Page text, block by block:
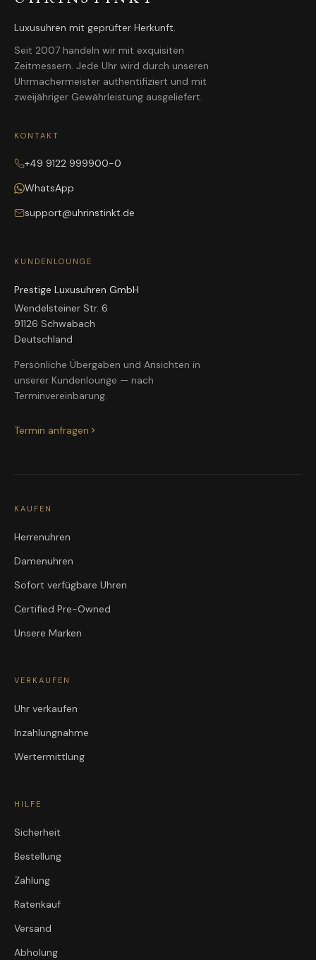
Luxusuhren mit geprüfter Herkunft.
Seit 2007 handeln wir mit exquisiten
Zeitmessern. Jede Uhr wird durch unseren
Uhrmachermeister authentifiziert und mit
zweijähriger Gewährleistung ausgeliefert.
KONTAKT
+49 9122 999900-0
WhatsApp
support@uhrinstinkt.de
KUNDENLOUNGE
Prestige Luxusuhren GmbH
Wendelsteiner Str. 6
91126 Schwabach
Deutschland
Persönliche Übergaben und Ansichten in
unserer Kundenlounge — nach
Terminvereinbarung.
Termin anfragen
KAUFEN
Herrenuhren
Damenuhren
Sofort verfügbare Uhren
Certified Pre-Owned
Unsere Marken
VERKAUFEN
Uhr verkaufen
Inzahlungnahme
Wertermittlung
HILFE
Sicherheit
Bestellung
Zahlung
Ratenkauf
Versand
Abholung